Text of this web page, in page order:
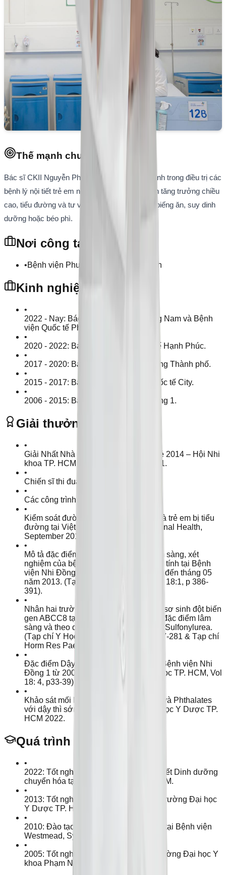
Thế mạnh chuyên môn
Bác sĩ CKII Nguyễn Phương Khanh có thế mạnh trong điều trị các
bệnh lý nội tiết trẻ em như dậy thì sớm, rối loạn tăng trưởng chiều
cao, tiểu đường và tư vấn dinh dưỡng cho trẻ biếng ăn, suy dinh
dưỡng hoặc béo phì.
Nơi công tác
•Bệnh viện Phương Nam Hồ Chí Minh
Kinh nghiệm
•
2022 - Nay: Bác sĩ Bệnh Viện Phương Nam và Bệnh
viện Quốc tế Phương Châu.
•
2020 - 2022: Bác sĩ Bệnh viện Quốc tế Hạnh Phúc.
•
2017 - 2020: Bác sĩ Bệnh viện Nhi Đồng Thành phố.
•
2015 - 2017: Bác sĩ Nhi Bệnh viện Quốc tế City.
•
2006 - 2015: Bác sĩ Bệnh viện Nhi Đồng 1.
Giải thưởng và ghi nhận
•
Giải Nhất Nhà nghiên cứu khoa học trẻ 2014 – Hội Nhi
khoa TP. HCM & Bệnh viện Nhi Đồng 1.
•
Chiến sĩ thi đua cấp cơ sở 2014, 2015.
•
Các công trình nghiên cứu khoa học:
•
Kiểm soát đường huyết ở trẻ sơ sinh và trẻ em bị tiểu
đường tại Việt Nam. (Tạp chí International Health,
September 2011, Vol 3(3) 188-192).
•
Mô tả đặc điểm dịch tễ, triệu chứng lâm sàng, xét
nghiệm của bệnh nhi Viêm dạ dày mạn tính tại Bệnh
viện Nhi Đồng 1 từ tháng 05 năm 2012 đến tháng 05
năm 2013. (Tạp chí Y học TP. HCM Vol 18:1, p 386-
391).
•
Nhân hai trường hợp trẻ bị tiểu đường sơ sinh đột biến
gen ABCC8 tại Bệnh viện Nhi Đồng 1: đặc điểm lâm
sàng và theo dõi hiệu quả điều trị bằng Sulfonylurea.
(Tạp chí Y Học TP. HCM, vol 18:3, p277-281 & Tạp chí
Horm Res Paediatr 84 (suppl 1), 2015).
•
Đặc điểm Dậy thì sớm Trung ương tại Bệnh viện Nhi
Đồng 1 từ 2008 đến 2013. (Tạp chí Y học TP. HCM, Vol
18: 4, p33-39).
•
Khảo sát mối liên hệ giữa Bisphenol A và Phthalates
với dậy thì sớm - Luận văn CKII – Đại học Y Dược TP.
HCM 2022.
Quá trình đào tạo
•
2022: Tốt nghiệp bác sĩ CKII - Nhi Nội tiết Dinh dưỡng
chuyển hóa tại Đại học Y Dược TP. HCM.
•
2013: Tốt nghiệp Thạc sĩ Nhi khoa tại Trường Đại học
Y Dược TP. HCM.
•
2010: Đào tạo ngắn hạn về Nội tiết Nhi tại Bệnh viện
Westmead, Sydney, Úc.
•
2005: Tốt nghiệp Bác sĩ Đa khoa tại Trường Đại học Y
khoa Phạm Ngọc Thạch.